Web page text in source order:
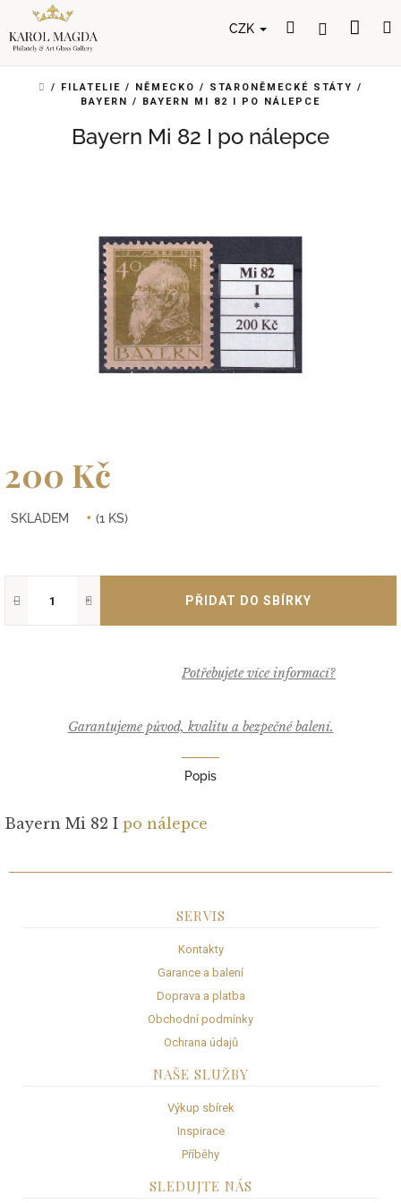
obsah
CZK HledatPřihlášení
DOMŮ
/ FILATELIE / NĚMECKO / STARONĚMECKÉ STÁTY /
BAYERN / BAYERN MI 82 I PO NÁLEPCE
Bayern Mi 82 I po nálepce
200 Kč
cena:
SKLADEM (1 KS)
+
−
Garantujeme původ, kvalitu a bezpečné balení.
Popis
Bayern Mi 82 I po nálepce
SERVIS
Kontakty
Garance a balení
Doprava a platba
Obchodní podmínky
Ochrana údajů
NAŠE SLUŽBY
Výkup sbírek
Inspirace
Příběhy
SLEDUJTE NÁS